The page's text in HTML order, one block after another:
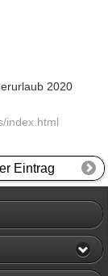
2020
index.html
Eintrag